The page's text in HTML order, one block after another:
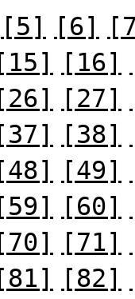
[5] [6]
[15] [16]
[26] [27]
[37] [38]
[48] [49]
[59] [60]
[70] [71]
[81] [82]